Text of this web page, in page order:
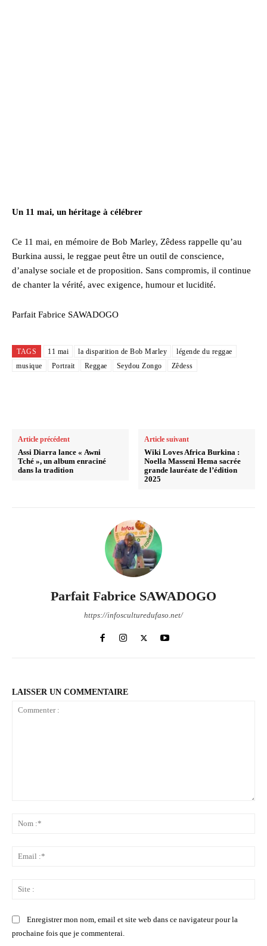
Un 11 mai, un héritage à célébrer
Ce 11 mai, en mémoire de Bob Marley, Zêdess rappelle qu’au
Burkina aussi, le reggae peut être un outil de conscience,
d’analyse sociale et de proposition. Sans compromis, il continue
de chanter la vérité, avec exigence, humour et lucidité.
Parfait Fabrice SAWADOGO
TAGS 11 mai la disparition de Bob Marley
légende du reggae
musique
Portrait Reggae Seydou Zongo Zêdess
Article précédent
Assi Diarra lance « Awni
Tché », un album enraciné
dans la tradition
Article suivant
Wiki Loves Africa Burkina :
Noella Masseni Hema sacrée
grande lauréate de l’édition
2025
Parfait Fabrice SAWADOGO
https://infosculturedufaso.net/
LAISSER UN COMMENTAIRE
Enregistrer mon nom, email et site web dans ce navigateur pour la
prochaine fois que je commenterai.